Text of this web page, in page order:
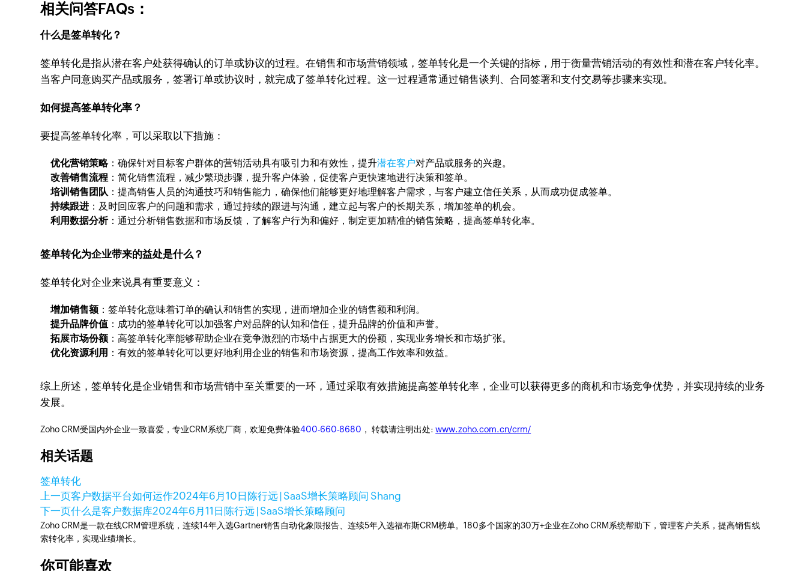
相关问答FAQs：
什么是签单转化？
签单转化是指从潜在客户处获得确认的订单或协议的过程。在销售和市场营销领域，签单转化是一个关键的指标，用于衡量营销活动的有效性和潜在客户转化率。
当客户同意购买产品或服务，签署订单或协议时，就完成了签单转化过程。这一过程通常通过销售谈判、合同签署和支付交易等步骤来实现。
如何提高签单转化率？
要提高签单转化率，可以采取以下措施：
优化营销策略：确保针对目标客户群体的营销活动具有吸引力和有效性，提升潜在客户对产品或服务的兴趣。
改善销售流程 ：简化销售流程，减少繁琐步骤，提升客户体验，促使客户更快速地进行决策和签单。
培训销售团队 ：提高销售人员的沟通技巧和销售能力，确保他们能够更好地理解客户需求，与客户建立信任关系，从而成功促成签单。
持续跟进 ：及时回应客户的问题和需求，通过持续的跟进与沟通，建立起与客户的长期关系，增加签单的机会。
利用数据分析：通过分析销售数据和市场反馈，了解客户行为和偏好，制定更加精准的销售策略，提高签单转化率。
签单转化为企业带来的益处是什么？
签单转化对企业来说具有重要意义：
增加销售额 ：签单转化意味着订单的确认和销售的实现，进而增加企业的销售额和利润。
提升品牌价值 ：成功的签单转化可以加强客户对品牌的认知和信任，提升品牌的价值和声誉。
拓展市场份额 ：高签单转化率能够帮助企业在竞争激烈的市场中占据更大的份额，实现业务增长和市场扩张。
优化资源利用 ：有效的签单转化可以更好地利用企业的销售和市场资源，提高工作效率和效益。
综上所述，签单转化是企业销售和市场营销中至关重要的一环，通过采取有效措施提高签单转化率，企业可以获得更多的商机和市场竞争优势，并实现持续的业务
发展。
Zoho CRM受国内外企业一致喜爱，专业CRM系统厂商，欢迎免费体验400-660-8680 ， 转载请注明出处:www.zoho.com.cn/crm/
相关话题
签单转化
上一页客户数据平台如何运作2024年6月10日 陈行远 | SaaS增长策略顾问 Shang
下一页什么是客户数据库2024年6月11日 陈行远 | SaaS增长策略顾问
Zoho CRM是一款在线CRM管理系统，连续14年入选Gartner销售自动化象限报告、连续5年入选福布斯CRM榜单。180多个国家的30万+企业在Zoho CRM系统帮助下，管理客户关系，提高销售线
索转化率，实现业绩增长。
你可能喜欢